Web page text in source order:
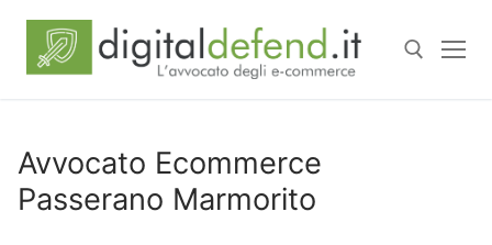
Avvocato Ecommerce
Passerano Marmorito